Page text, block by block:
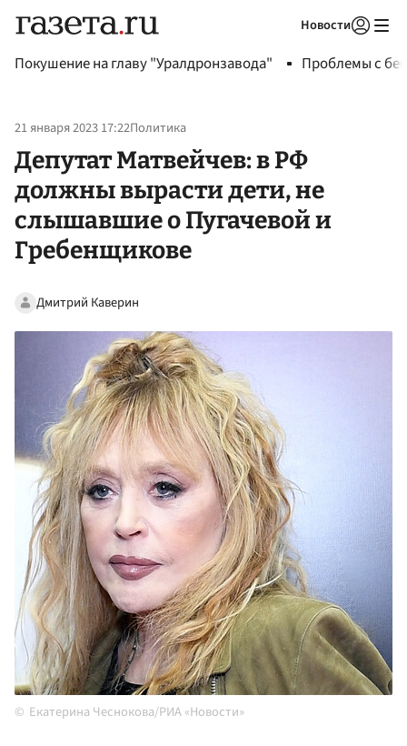
Новости
Покушение на главу "Уралдронзавода" Проблемы с
21 января 2023 17:22Политика
Депутат Матвейчев: в РФ
должны вырасти дети, не
слышавшие о Пугачевой и
Гребенщикове
Дмитрий Каверин
Екатерина Чеснокова/РИА «Новости»